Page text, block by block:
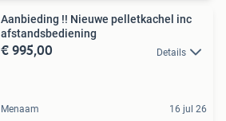
Aanbieding !! Nieuwe pelletkachel inc
afstandsbediening
€ 995,00 Details
Menaam 16 jul 26